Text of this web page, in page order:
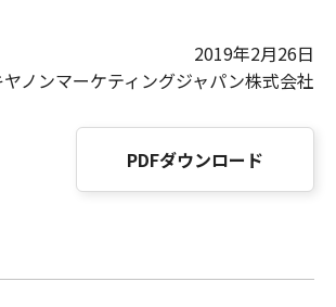
2019年2月26日
ヤノンマーケティングジャパン株式会社
PDFダウンロード